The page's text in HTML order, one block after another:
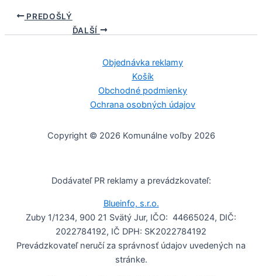
PREDOŠLÝ
ĎALŠÍ
Objednávka reklamy
Košík
Obchodné podmienky
Ochrana osobných údajov
Copyright © 2026 Komunálne voľby 2026
Dodávateľ PR reklamy a prevádzkovateľ:
Blueinfo, s.r.o.
Zuby 1/1234, 900 21 Svätý Jur, IČO: 44665024, DIČ:
2022784192, IČ DPH: SK2022784192
Prevádzkovateľ neručí za správnosť údajov uvedených na
stránke.